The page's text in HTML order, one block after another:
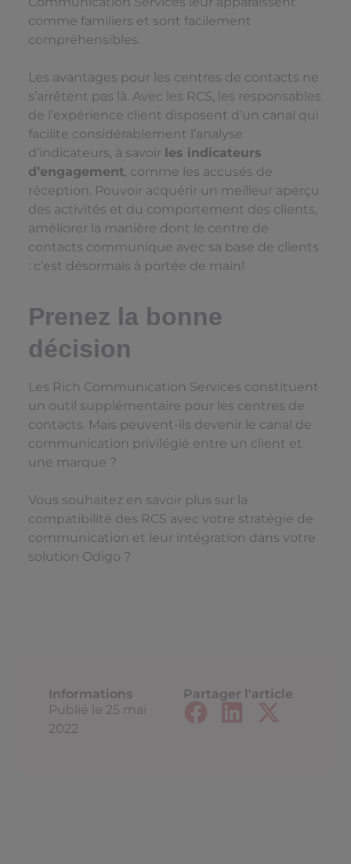
comme familiers et sont facilement
compréhensibles.
Les avantages pour les centres de contacts ne
s’arrêtent pas là. Avec les RCS, les responsables
de l’expérience client disposent d’un canal qui
facilite considérablement l’analyse
d’indicateurs, à savoir les indicateurs
d’engagement, comme les accusés de
réception. Pouvoir acquérir un meilleur aperçu
des activités et du comportement des clients,
améliorer la manière dont le centre de
contacts communique avec sa base de clients
: c’est désormais à portée de main!
Prenez la bonne
décision
Les Rich Communication Services constituent
un outil supplémentaire pour les centres de
contacts. Mais peuvent-ils devenir le canal de
communication privilégié entre un client et
une marque ?
Vous souhaitez en savoir plus sur la
compatibilité des RCS avec votre stratégie de
communication et leur intégration dans votre
solution Odigo ?
Informations
Publié le 25 mai
2022
Partager l'article